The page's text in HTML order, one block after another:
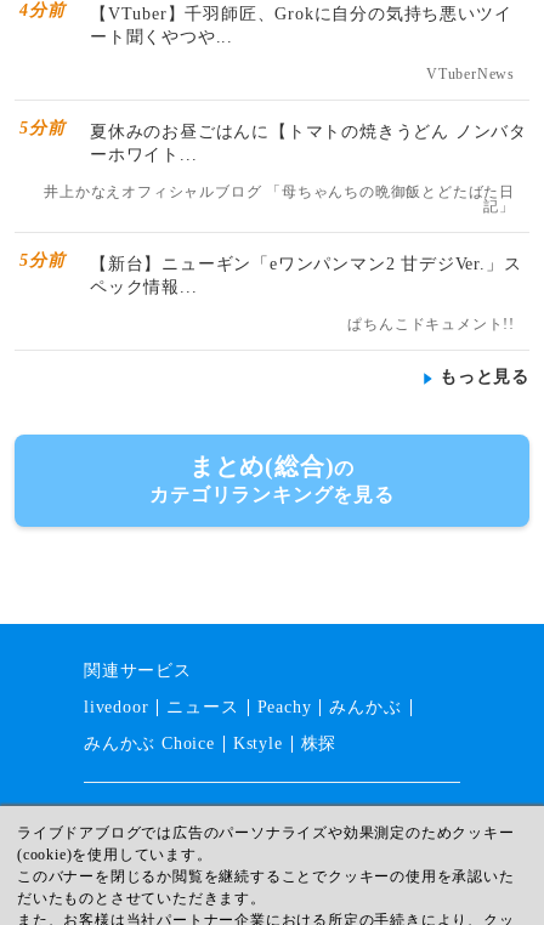
4分前
【VTuber】千羽師匠、Grokに自分の気持ち悪いツイ
ート聞くやつや...
VTuberNews
5分前
夏休みのお昼ごはんに【トマトの焼きうどん ノンバタ
ーホワイト...
井上かなえオフィシャルブログ 「母ちゃんちの晩御飯とどたばた日
記」
5分前
【新台】ニューギン「eワンパンマン2 甘デジVer.」ス
ペック情報...
ぱちんこドキュメント!!
もっと見る
まとめ(総合)の
カテゴリランキングを見る
関連サービス
livedoor
ニュース Peachy
みんかぶ
みんかぶ Choice
Kstyle 株探
ガイドライン
プライバシー
ヘルプ
ライブドアブログでは広告のパーソナライズや効果測定のためクッキー
(cookie)を使用しています。
このバナーを閉じるか閲覧を継続することでクッキーの使用を承認いた
だいたものとさせていただきます。
また、お客様は当社パートナー企業における所定の手続きにより、クッ